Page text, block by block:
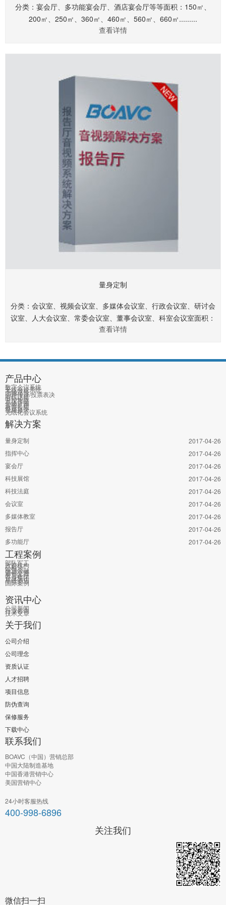
分类：宴会厅、多功能宴会厅、酒店宴会厅等等面积：150㎡、
200㎡、250㎡、360㎡、460㎡、560㎡、660㎡.........
查看详情
量身定制
分类：会议室、视频会议室、多媒体会议室、行政会议室、研讨会
议室、人大会议室、常委会议室、董事会议室、科室会议室面积：
40㎡、60㎡、80㎡、120㎡、150㎡、200㎡、250㎡、360㎡.......
查看详情
产品中心
数字会议系统
无线会议系统
无线话筒
同声传译/投票表决
有线话筒
中控矩阵
单体音频
智能扩声
教育音频
视频摄录
无纸化会议系统
解决方案
量身定制
2017-04-26
指挥中心
2017-04-26
宴会厅
2017-04-26
科技展馆
2017-04-26
科技法庭
2017-04-26
会议室
2017-04-26
多媒体教室
2017-04-26
报告厅
2017-04-26
多功能厅
2017-04-26
工程案例
部队军工
政府机构
公检法
能源金融
通信交通
教育医疗
企业集团
星级酒店
国际案例
资讯中心
公司新闻
行业咨询
技术文章
关于我们
公司介绍
公司理念
资质认证
人才招聘
项目信息
防伪查询
保修服务
下载中心
联系我们
BOAVC（中国）营销总部
中国大陆制造基地
中国香港营销中心
美国营销中心
24小时客服热线
400-998-6896
关注我们
微信扫一扫